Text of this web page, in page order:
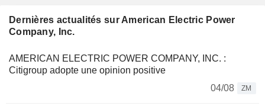
Dernières actualités sur American Electric Power
Company, Inc.
AMERICAN ELECTRIC POWER COMPANY, INC. :
Citigroup adopte une opinion positive
04/08
ZM